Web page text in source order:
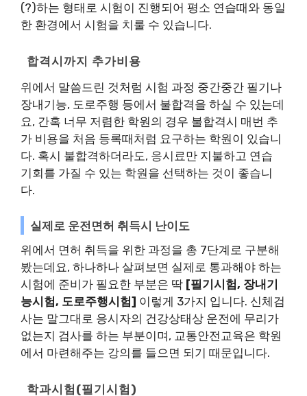
(?)하는 형태로 시험이 진행되어 평소 연습때와 동일
한 환경에서 시험을 치룰 수 있습니다.
합격시까지 추가비용
위에서 말씀드린 것처럼 시험 과정 중간중간 필기나
장내기능, 도로주행 등에서 불합격을 하실 수 있는데
요, 간혹 너무 저렴한 학원의 경우 불합격시 매번 추
가 비용을 처음 등록때처럼 요구하는 학원이 있습니
다. 혹시 불합격하더라도, 응시료만 지불하고 연습
기회를 가질 수 있는 학원을 선택하는 것이 좋습니
다.
실제로 운전면허 취득시 난이도
위에서 면허 취득을 위한 과정을 총 7단계로 구분해
봤는데요, 하나하나 살펴보면 실제로 통과해야 하는
시험에 준비가 필요한 부분은 딱 [필기시험, 장내기
능시험, 도로주행시험] 이렇게 3가지 입니다. 신체검
사는 말그대로 응시자의 건강상태상 운전에 무리가
없는지 검사를 하는 부분이며, 교통안전교육은 학원
에서 마련해주는 강의를 들으면 되기 때문입니다.
학과시험(필기시험)